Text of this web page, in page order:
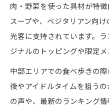
肉・野菜を使った具材が特
スープや、ベジタリアン向
光客に支持されています。
ジナルのトッピングや限定メ
中部エリアでの食べ歩きの
後やアイドルタイムを狙う
の声や、最新のランキング